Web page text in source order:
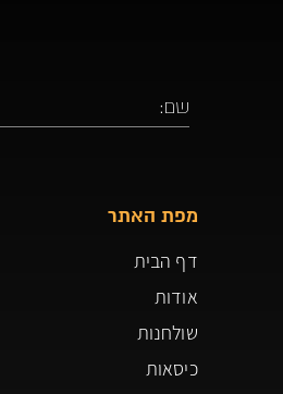
מפת האתר
דף הבית
אודות
שולחנות
כיסאות